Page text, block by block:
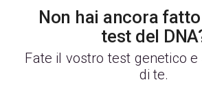
Non hai ancora
test del
Fate il vostro test genetico
di te.